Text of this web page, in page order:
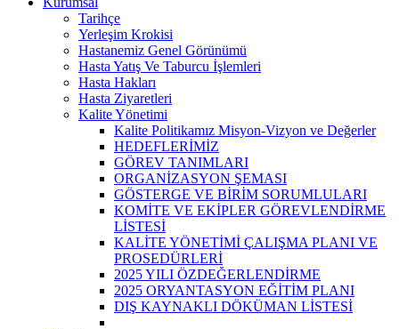
Tarihçe
Yerleşim Krokisi
Hastanemiz Genel Görünümü
Hasta Yatış Ve Taburcu İşlemleri
Hasta Hakları
Hasta Ziyaretleri
Kalite Yönetimi
Kalite Politikamız Misyon-Vizyon ve Değerler
HEDEFLERİMİZ
GÖREV TANIMLARI
ORGANİZASYON ŞEMASI
GÖSTERGE VE BİRİM SORUMLULARI
KOMİTE VE EKİPLER GÖREVLENDİRME
LİSTESİ
KALİTE YÖNETİMİ ÇALIŞMA PLANI VE
PROSEDÜRLERİ
2025 YILI ÖZDEĞERLENDİRME
2025 ORYANTASYON EĞİTİM PLANI
DIŞ KAYNAKLI DÖKÜMAN LİSTESİ